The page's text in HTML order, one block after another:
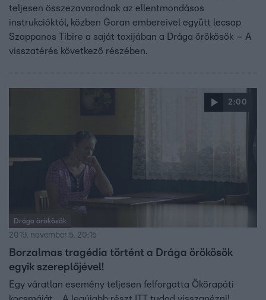
teljesen összezavarodnak az ellentmondásos
instrukcióktól, közben Goran embereivel együtt lecsap
Szappanos Tibire a saját taxijában a Drága örökösök – A
visszatérés következő részében.
2:00
Drága örökösök
2019. november 5. 20:15
Borzalmas tragédia történt a Drága örökösök
egyik szereplőjével!
Egy váratlan esemény teljesen felforgatta Ökörapáti